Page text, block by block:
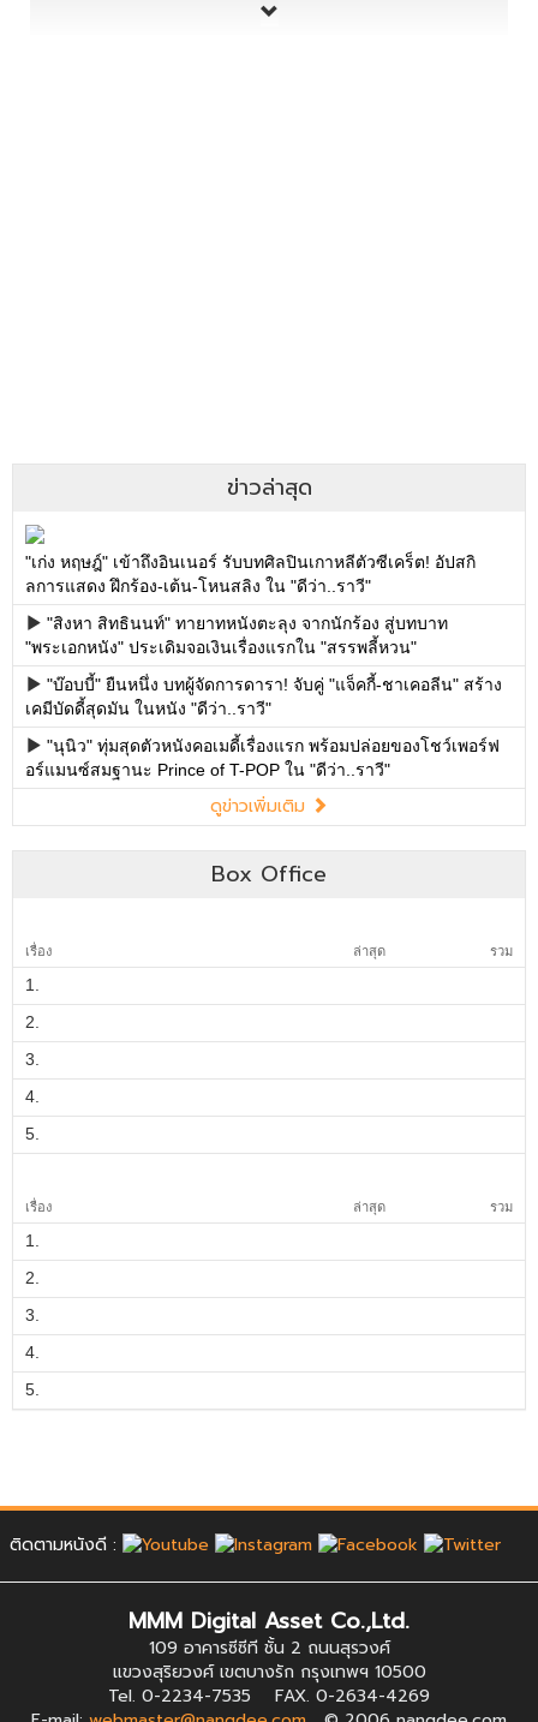
ข่าวล่าสุด
"เก่ง หฤษฎ์" เข้าถึงอินเนอร์ รับบทศิลปินเกาหลีตัวซีเคร็ต! อัปสกิ
ลการแสดง ฝึกร้อง-เต้น-โหนสลิง ใน "ดีว่า..ราวี"
"สิงหา สิทธินนท์" ทายาทหนังตะลุง จากนักร้อง สู่บทบาท
"พระเอกหนัง" ประเดิมจอเงินเรื่องแรกใน "สรรพลี้หวน"
"บ๊อบบี้" ยืนหนึ่ง บทผู้จัดการดารา! จับคู่ "แจ็คกี้-ชาเคอลีน" สร้าง
เคมีบัดดี้สุดมัน ในหนัง "ดีว่า..ราวี"
"นุนิว" ทุ่มสุดตัวหนังคอเมดี้เรื่องแรก พร้อมปล่อยของโชว์เพอร์ฟ
อร์แมนซ์สมฐานะ Prince of T-POP ใน "ดีว่า..ราวี"
ดูข่าวเพิ่มเติม
Box Office
เรื่อง ล่าสุด รวม
1.
2.
3.
4.
5.
เรื่อง ล่าสุด รวม
1.
2.
3.
4.
5.
ติดตามหนังดี :
MMM Digital Asset Co.,Ltd.
109 อาคารซีซีที ชั้น 2 ถนนสุรวงศ์
แขวงสุริยวงศ์ เขตบางรัก กรุงเทพฯ 10500
Tel. 0-2234-7535 FAX. 0-2634-4269